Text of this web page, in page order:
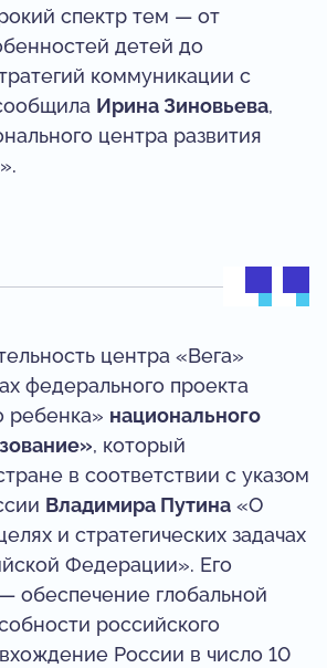
спектр тем — от
детей до
коммуникации с
Ирина Зиновьева,
центра развития
центра «Вега»
федерального проекта
ребенка» национального
, который
в соответствии с указом
Владимира Путина «О
и стратегических задачах
Федерации». Его
обеспечение глобальной
российского
России в число 10